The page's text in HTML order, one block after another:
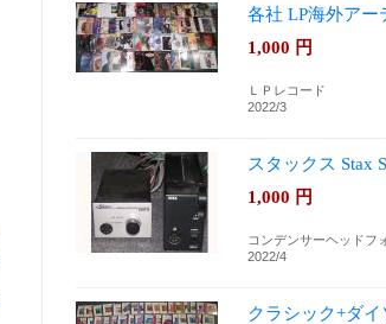
各社 LP海外アー
1,000 円
ＬＰレコード
2022/3
スタックス Stax
1,000 円
コンデンサーヘッドフ
2022/4
クラシック+ダ